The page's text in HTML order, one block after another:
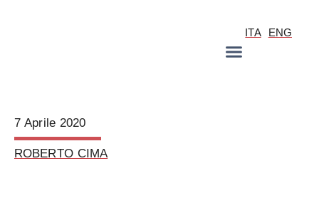
ITA ENG
7 Aprile 2020
ROBERTO CIMA